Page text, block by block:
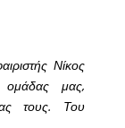
Νίκος
μας,
τους. Του